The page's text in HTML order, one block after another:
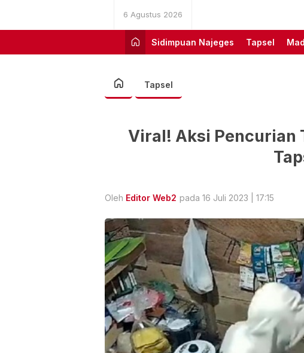
6 Agustus 2026
Sidimpuan Najeges
Tapsel
Tapsel
Viral! Aksi Pencurian
Oleh Editor Web2 pada 16 Juli 2023 | 17:15